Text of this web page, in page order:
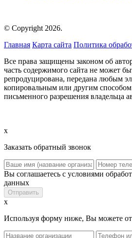
© Copyright 2026.
Главная Карта сайта Политика
Все права защищены законом об
часть содержимого сайта не может
репродуцирована, передана любым
копировальным или другим способом
письменного разрешения владельца
x
Заказать обратный звонок
Вы соглашаетесь с условиями
данных
x
Используя форму ниже, Вы можете